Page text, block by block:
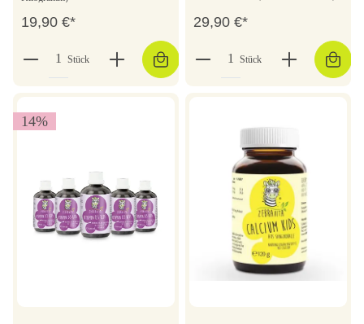
19,90 €*
Stück
29,90 €*
Stück
14%